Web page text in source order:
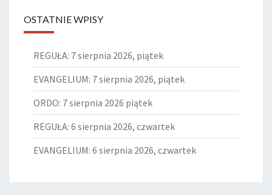
OSTATNIE WPISY
REGUŁA: 7 sierpnia 2026, piątek
EVANGELIUM: 7 sierpnia 2026, piątek
ORDO: 7 sierpnia 2026 piątek
REGUŁA: 6 sierpnia 2026, czwartek
EVANGELIUM: 6 sierpnia 2026, czwartek